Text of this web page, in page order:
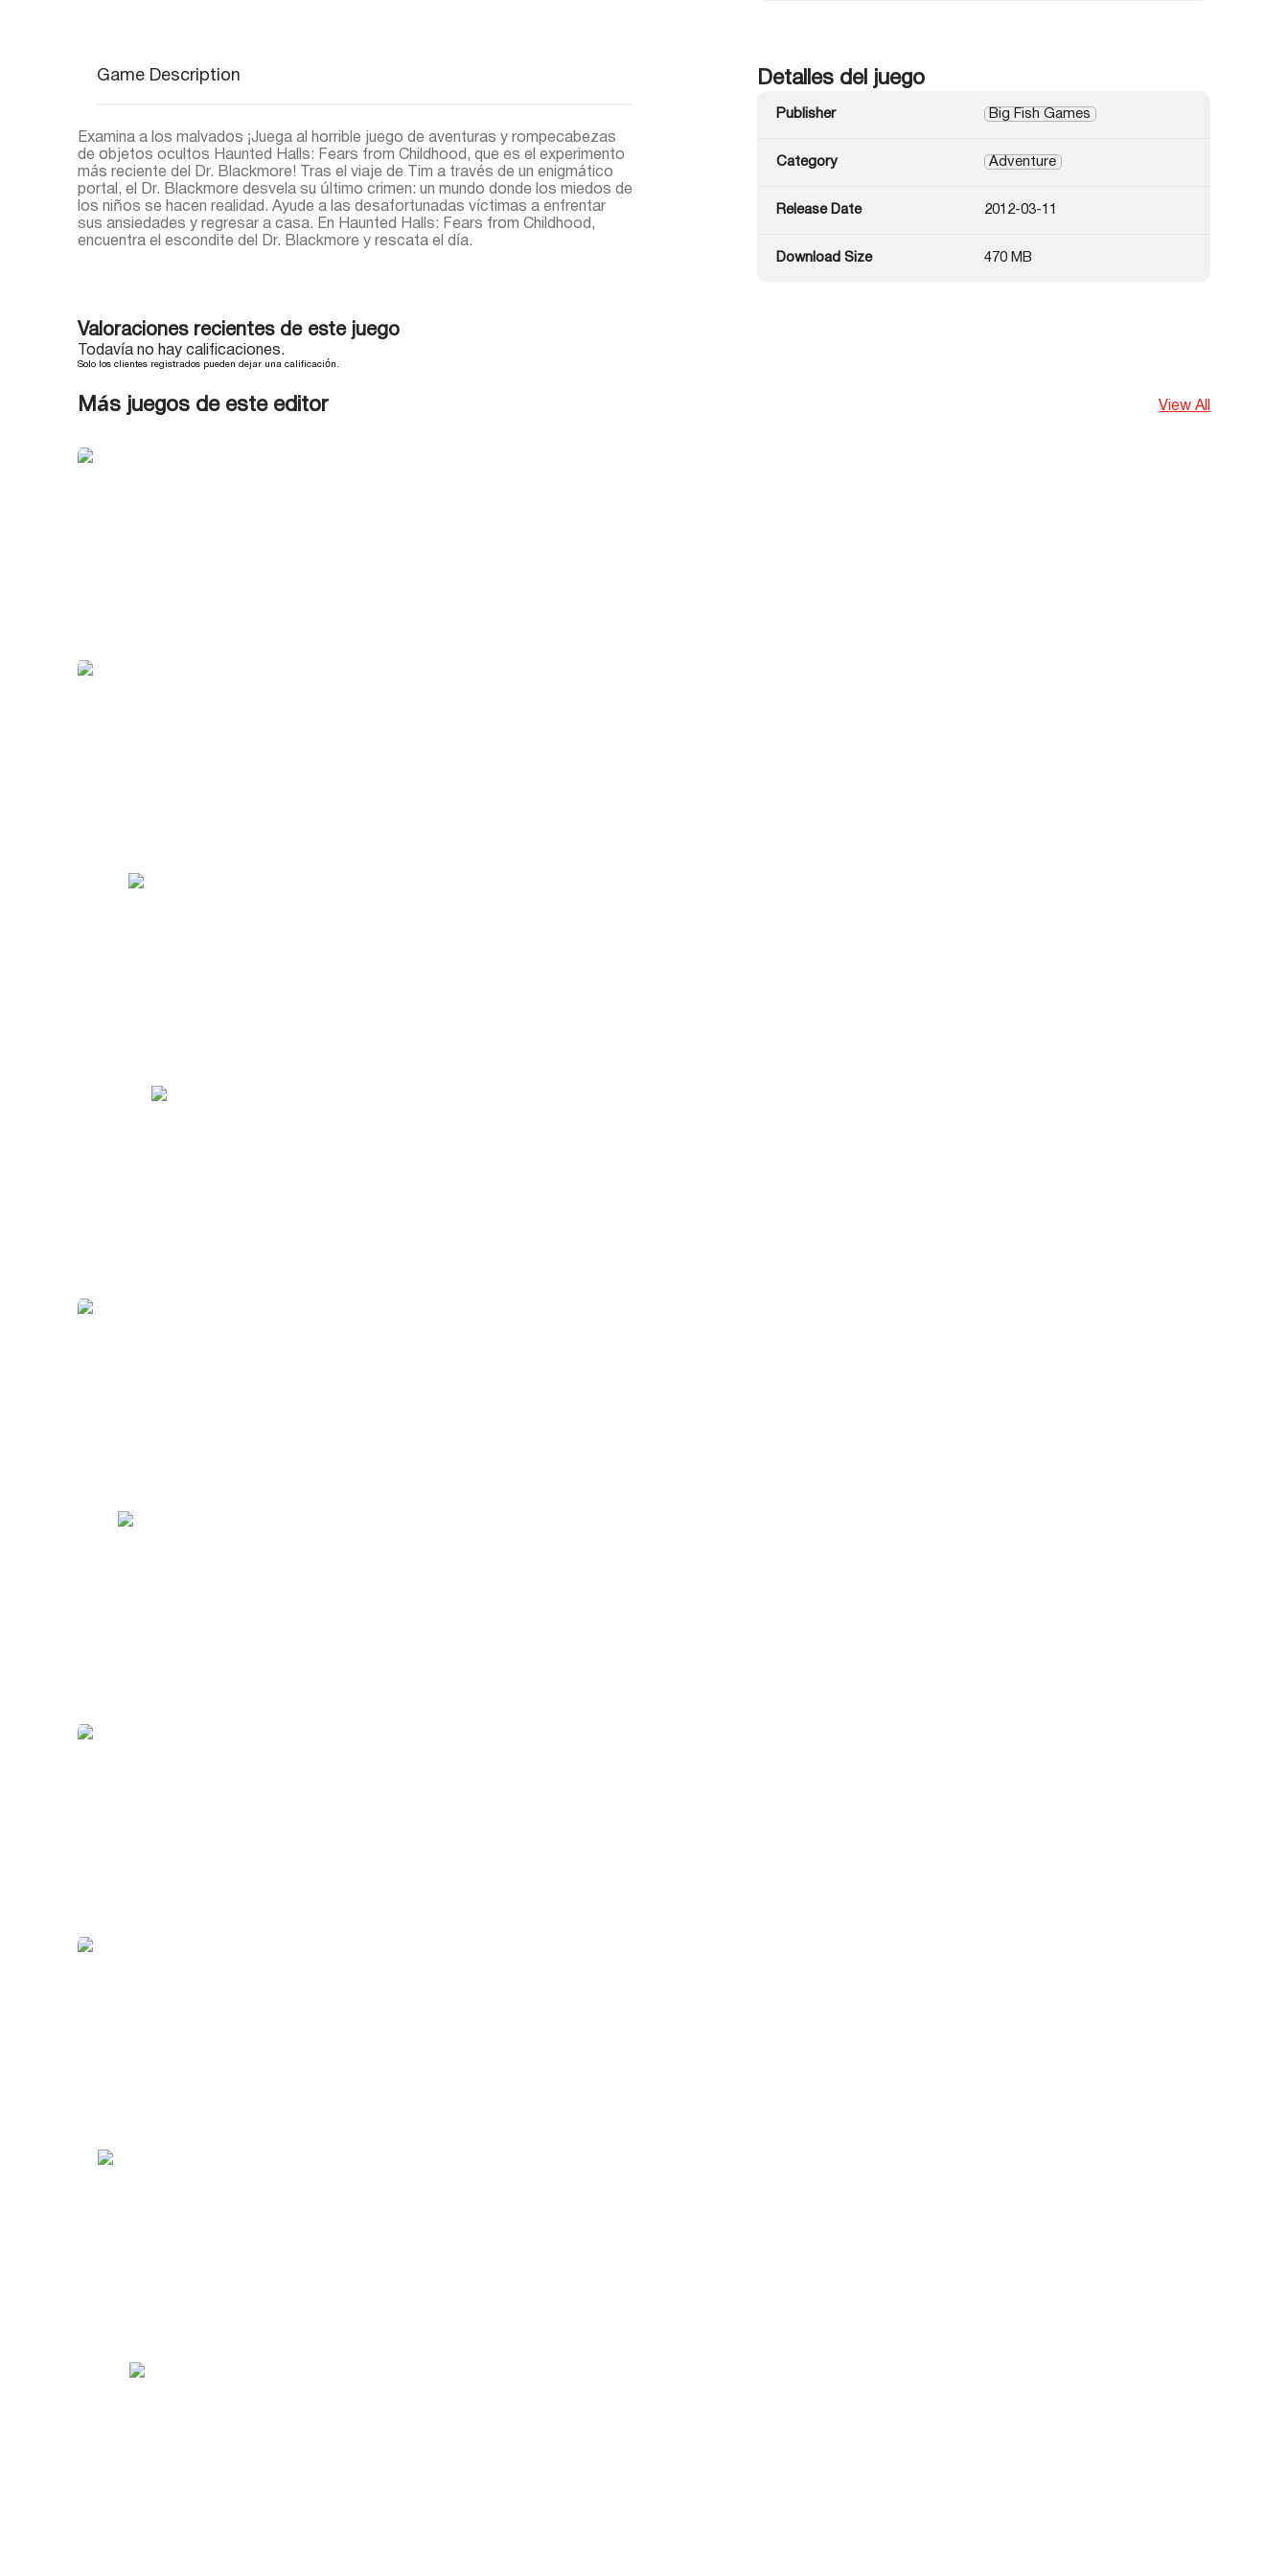
Game Description
Examina a los malvados ¡Juega al horrible juego de aventuras y rompecabezas
de objetos ocultos Haunted Halls: Fears from Childhood, que es el experimento
más reciente del Dr. Blackmore! Tras el viaje de Tim a través de un enigmático
portal, el Dr. Blackmore desvela su último crimen: un mundo donde los miedos de
los niños se hacen realidad. Ayude a las desafortunadas víctimas a enfrentar
sus ansiedades y regresar a casa. En Haunted Halls: Fears from Childhood,
encuentra el escondite del Dr. Blackmore y rescata el día.
Detalles del juego
Publisher Big Fish Games
Category Adventure
Release Date 2012-03-11
Download Size 470 MB
Valoraciones recientes de este juego
Todavía no hay calificaciones.
Solo los clientes registrados pueden dejar una calificación.
Más juegos de este editor View All